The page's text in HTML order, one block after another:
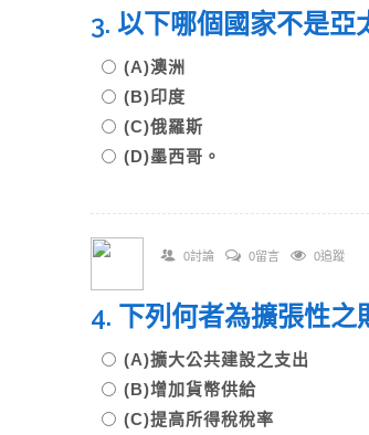
3. 以下哪個國家不是
(A)澳洲
(B)印度
(C)俄羅斯
(D)墨西哥。
0討論 0留言 0追蹤
4. 下列何者為擴張性
(A)擴大公共建設之支出
(B)增加貨幣供給
(C)提高所得稅稅率